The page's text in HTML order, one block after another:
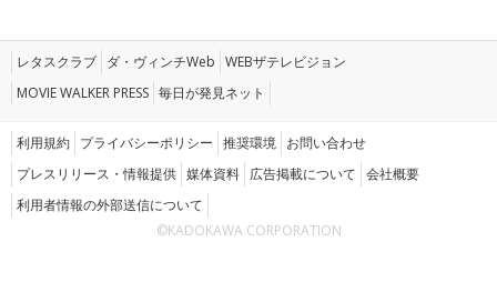
レタスクラブ ダ・ヴィンチWeb WEBザテレビジョン
MOVIE WALKER PRESS 毎日が発見ネット
利用規約 プライバシーポリシー 推奨環境 お問い合わせ
プレスリリース・情報提供 媒体資料 広告掲載について 会社概要
利用者情報の外部送信について
©KADOKAWA CORPORATION